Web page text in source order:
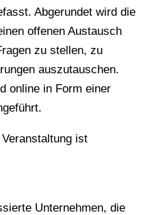
Abgerundet wird die
offenen Austausch
zu stellen, zu
auszutauschen.
online in Form einer
ist
Unternehmen, die